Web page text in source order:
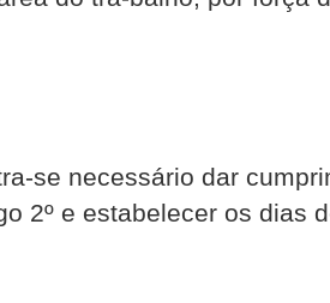
se necessário dar
2º e estabelecer os dias